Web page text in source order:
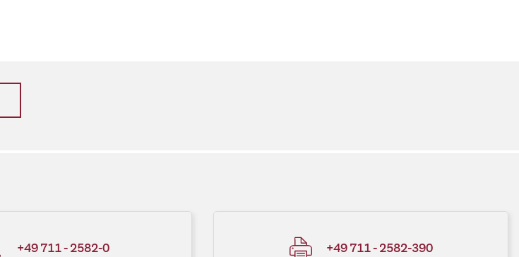
+49 711 - 2582-0 +49 711 - 2582-390